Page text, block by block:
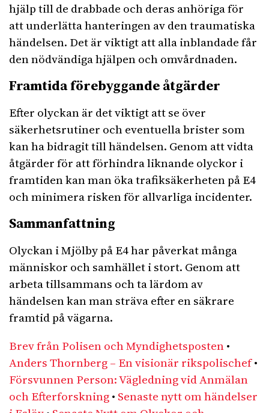
hjälp till de drabbade och deras anhöriga för
att underlätta hanteringen av den traumatiska
händelsen. Det är viktigt att alla inblandade får
den nödvändiga hjälpen och omvårdnaden.
Framtida förebyggande åtgärder
Efter olyckan är det viktigt att se över
säkerhetsrutiner och eventuella brister som
kan ha bidragit till händelsen. Genom att vidta
åtgärder för att förhindra liknande olyckor i
framtiden kan man öka trafiksäkerheten på E4
och minimera risken för allvarliga incidenter.
Sammanfattning
Olyckan i Mjölby på E4 har påverkat många
människor och samhället i stort. Genom att
arbeta tillsammans och ta lärdom av
händelsen kan man sträva efter en säkrare
framtid på vägarna.
Brev från Polisen och Myndighetsposten•
Anders Thornberg – En visionär rikspolischef•
Försvunnen Person: Vägledning vid Anmälan
och Efterforskning• Senaste nytt om händelser